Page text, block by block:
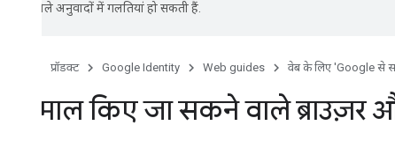
एआई से मिले अनुवादों में गलतियां हो सकती हैं.
प्रॉडक्ट Google Identity Web guides वेब के लिए 'Google से
इस्तेमाल किए जा सकने वाले ब्राउज़र